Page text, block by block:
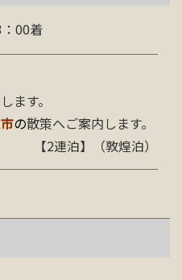
00着
ます。
の散策へご案内します。
【2連泊】（敦煌泊）